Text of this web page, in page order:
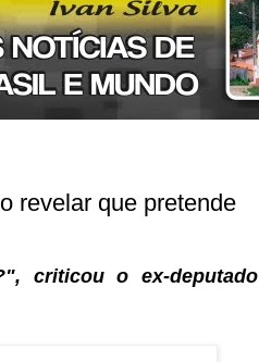
revelar que pretende
criticou o ex-deputado